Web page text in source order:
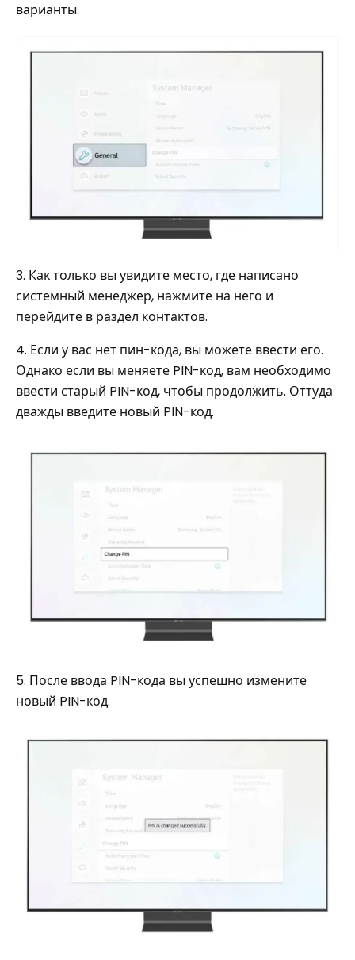
варианты.
3. Как только вы увидите место, где написано
системный менеджер, нажмите на него и
перейдите в раздел контактов.
4. Если у вас нет пин-кода, вы можете ввести его.
Однако если вы меняете PIN-код, вам необходимо
ввести старый PIN-код, чтобы продолжить. Оттуда
дважды введите новый PIN-код.
5. После ввода PIN-кода вы успешно измените
новый PIN-код.